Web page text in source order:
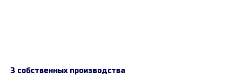
3 собственных производства